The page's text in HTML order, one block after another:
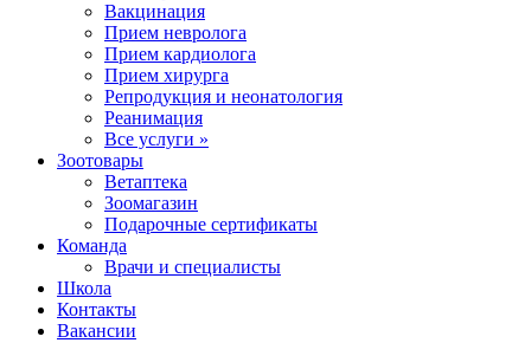
Вакцинация
Прием невролога
Прием кардиолога
Прием хирурга
Репродукция и неонатология
Реанимация
Все услуги »
Зоотовары
Ветаптека
Зоомагазин
Подарочные сертификаты
Команда
Врачи и специалисты
Школа
Контакты
Вакансии